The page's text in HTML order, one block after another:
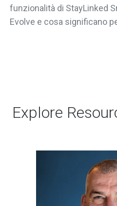
funzionalità di StayLinked
Evolve e cosa significano
Explore